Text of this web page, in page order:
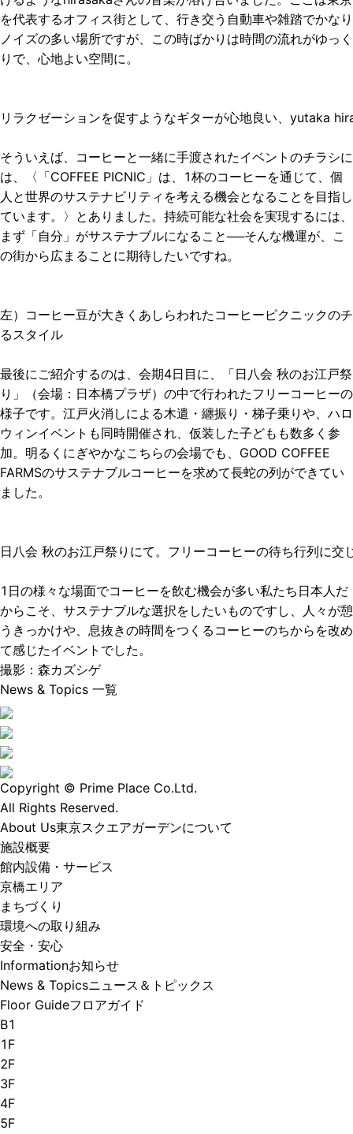
を代表するオフィス街として、行き交う自動車や雑踏でかなり
ノイズの多い場所ですが、この時ばかりは時間の流れがゆっく
りで、心地よい空間に。
リラクゼーションを促すようなギターが心地良い、yutaka
そういえば、コーヒーと一緒に手渡されたイベントのチラシに
は、〈「COFFEE PICNIC」は、1杯のコーヒーを通じて、個
人と世界のサステナビリティを考える機会となることを目指し
ています。〉とありました。持続可能な社会を実現するには、
まず「自分」がサステナブルになること──そんな機運が、こ
の街から広まることに期待したいですね。
左）コーヒー豆が大きくあしらわれたコーヒーピクニックの
るスタイル
最後にご紹介するのは、会期4日目に、「日八会 秋のお江戸祭
り」（会場：日本橋プラザ）の中で行われたフリーコーヒーの
様子です。江戸火消しによる木遣・纏振り・梯子乗りや、ハロ
ウィンイベントも同時開催され、仮装した子どもも数多く参
加。明るくにぎやかなこちらの会場でも、GOOD COFFEE
FARMSのサステナブルコーヒーを求めて長蛇の列ができてい
ました。
日八会 秋のお江戸祭りにて。フリーコーヒーの待ち行列に
1日の様々な場面でコーヒーを飲む機会が多い私たち日本人だ
からこそ、サステナブルな選択をしたいものですし、人々が憩
うきっかけや、息抜きの時間をつくるコーヒーのちからを改め
て感じたイベントでした。
撮影：森カズシゲ
News & Topics 一覧
Copyright © Prime Place Co.Ltd.
All Rights Reserved.
About Us東京スクエアガーデンについて
施設概要
館内設備・サービス
京橋エリア
まちづくり
環境への取り組み
安全・安心
Informationお知らせ
News & Topicsニュース＆トピックス
Floor Guideフロアガイド
B1
1F
2F
3F
4F
5F